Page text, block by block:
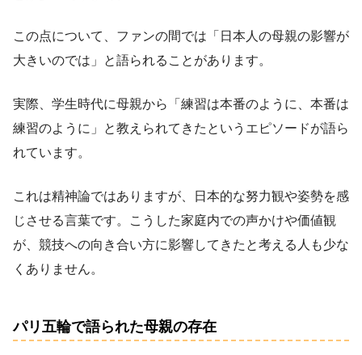
この点について、ファンの間では「日本人の母親の影響が
大きいのでは」と語られることがあります。
実際、学生時代に母親から「練習は本番のように、本番は
練習のように」と教えられてきたというエピソードが語ら
れています。
これは精神論ではありますが、日本的な努力観や姿勢を感
じさせる言葉です。こうした家庭内での声かけや価値観
が、競技への向き合い方に影響してきたと考える人も少な
くありません。
パリ五輪で語られた母親の存在